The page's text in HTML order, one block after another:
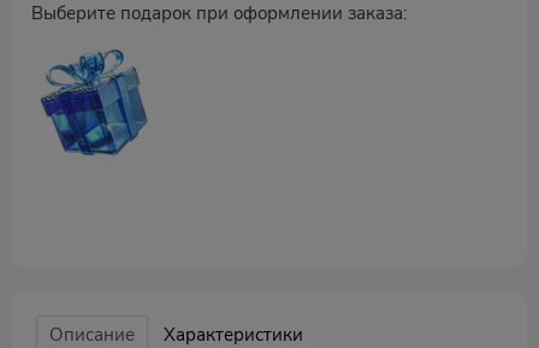
Выберите подарок при оформлении заказа:
Описание
Характеристики